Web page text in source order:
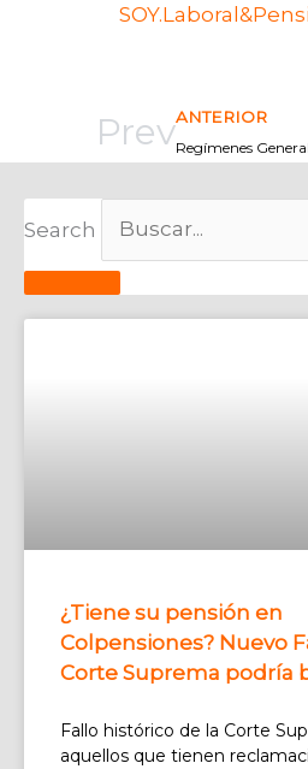
PrevANTERIOR
Regímenes
Search
¿Tiene su pensión en
Colpensiones? Nuevo
Corte Suprema podría
Fallo histórico de la Corte
aquellos que tienen